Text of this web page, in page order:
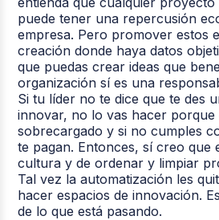
puede tener una repercusión
empresa. Pero promover estos
creación donde haya datos
que puedas crear ideas que
organización sí es una
Si tu líder no te dice que te des
innovar, no lo vas hacer porque
sobrecargado y si no cumples
te pagan. Entonces, sí creo que
cultura y de ordenar y limpiar
Tal vez la automatización les
hacer espacios de innovación.
de lo que está pasando.